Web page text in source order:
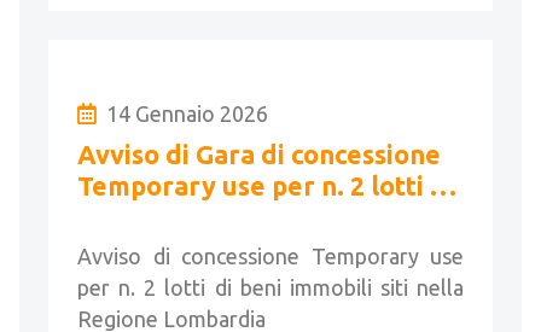
14 Gennaio 2026
Avviso di Gara di concessione
Temporary use per n. 2 lotti di
Avviso di concessione Temporary use
per n. 2 lotti di beni immobili siti nella
Regione Lombardia